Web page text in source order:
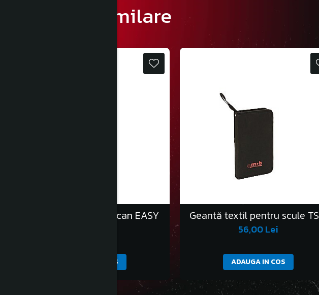
Produse similare
Port textil pentru ciocan EASY
ADAUGA IN COS
Geantă textil pentru scule
56,00 Lei
ADAUGA IN COS